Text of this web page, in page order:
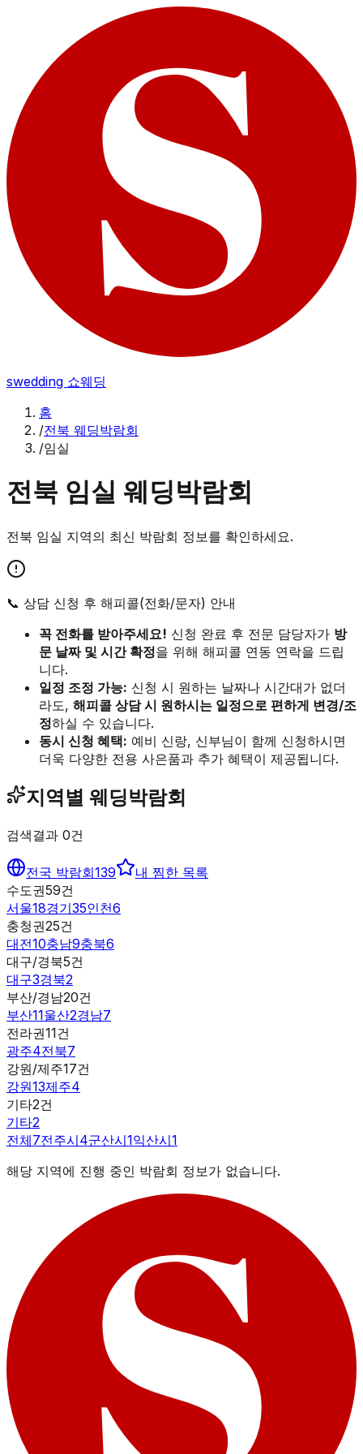
swedding 쇼웨딩
홈
/전북 웨딩박람회
/임실
전북 임실 웨딩박람회
전북 임실 지역의 최신 박람회 정보를 확인하세요.
📞 상담 신청 후 해피콜(전화/문자) 안내
꼭 전화를 받아주세요! 신청 완료 후 전문 담당자가 방
문 날짜 및 시간 확정을 위해 해피콜 연동 연락을 드립
니다.
일정 조정 가능: 신청 시 원하는 날짜나 시간대가 없더
라도, 해피콜 상담 시 원하시는 일정으로 편하게 변경/조
정하실 수 있습니다.
동시 신청 혜택: 예비 신랑, 신부님이 함께 신청하시면
더욱 다양한 전용 사은품과 추가 혜택이 제공됩니다.
지역별 웨딩박람회
검색결과 0건
전국 박람회139
내 찜한 목록
수도권59건
서울18경기35인천6
충청권25건
대전10충남9충북6
대구/경북5건
대구3경북2
부산/경남20건
부산11울산2경남7
전라권11건
광주4전북7
강원/제주17건
강원13제주4
기타2건
기타2
전체7전주시4군산시1익산시1
해당 지역에 진행 중인 박람회 정보가 없습니다.